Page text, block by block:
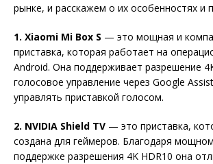
рынке, и расскажем о их особенностях и
1. Xiaomi Mi Box S — это мощная и
приставка, которая работает на
Android. Она поддерживает разрешение
голосовое управление через Google
управлять приставкой голосом.
2. NVIDIA Shield TV — это приставка,
создана для геймеров. Благодаря
поддержке разрешения 4K HDR10 она